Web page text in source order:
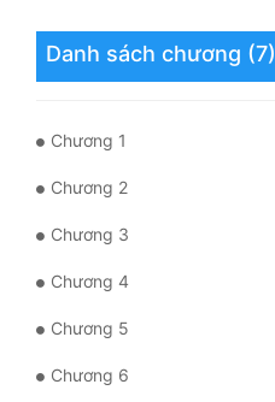
Mưu Mô
Mỹ Thực
Ngôn Tình
Ngược
Nữ Cường
Nữ Phụ
Phong Thủy - Tâm Linh
Danh sách chương (7)
Chương 1
Chương 2
Chương 3
Chương 4
Chương 5
Chương 6